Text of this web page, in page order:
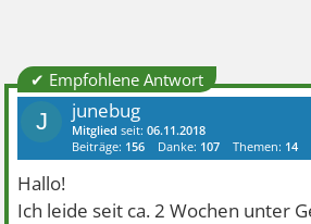
✔ Empfohlene Antwort
J junebug
Mitglied seit:06.11.2018
Beiträge: 156 Danke: 107 Themen: 14
Hallo!
Ich leide seit ca. 2 Wochen unter